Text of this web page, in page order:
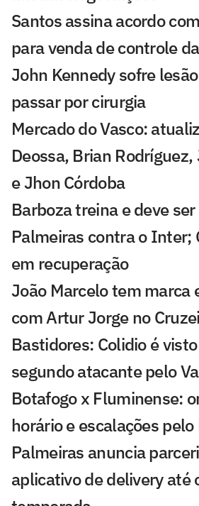
Santos assina acordo
para venda de controle
John Kennedy sofre
passar por cirurgia
Mercado do Vasco:
Deossa, Brian
e Jhon Córdoba
Barboza treina e deve
Palmeiras contra o Inter;
em recuperação
João Marcelo tem marca
com Artur Jorge no
Bastidores: Colidio é
segundo atacante pelo
Botafogo x Fluminense:
horário e escalações
Palmeiras anuncia
aplicativo de delivery até